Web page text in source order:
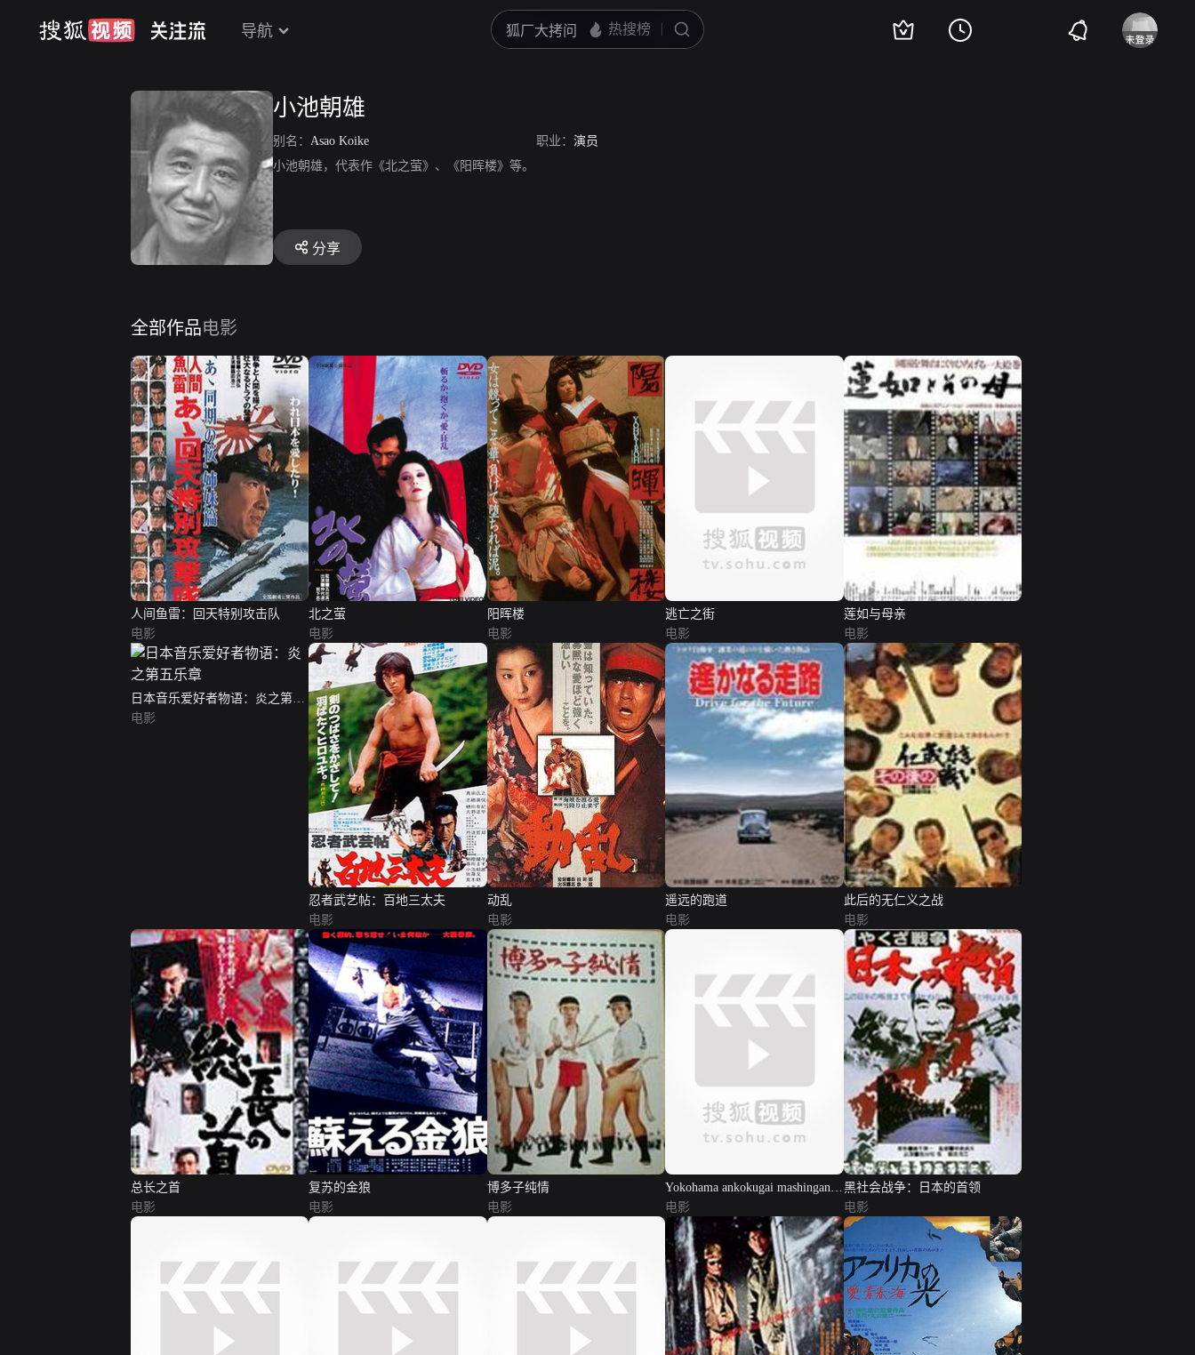
导航
小池朝雄
别名： Asao Koike 职业： 演员
小池朝雄，代表作《北之萤》、《阳晖楼》等。
分享
全部作品电影
人间鱼雷：回天特别攻击队
电影
北之萤
电影
阳晖楼
电影
逃亡之街
电影
莲如与母亲
电影
日本音乐爱好者物语：炎之第五
乐章
电影
忍者武艺帖：百地三太夫
电影
动乱
电影
遥远的跑道
电影
此后的无仁义之战
电影
总长之首
电影
复苏的金狼
电影
博多子纯情
电影
Yokohama ankokugai mashingan
no ryu
电影
黑社会战争：日本的首领
电影